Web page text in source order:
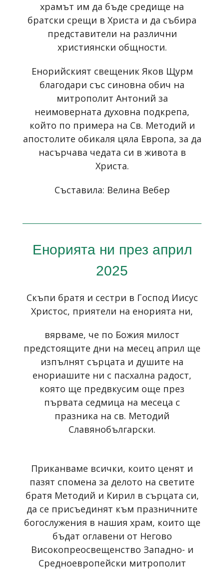
храмът им да бъде средище на
братски срещи в Христа и да събира
представители на различни
християнски общности.
Енорийският свещеник Яков Щурм
благодари със синовна обич на
митрополит Антоний за
неимоверната духовна подкрепа,
който по примера на Св. Методий и
апостолите обикаля цяла Европа, за да
насърчава чедата си в живота в
Христа.
Съставила: Велина Вебер
Енорията ни през април
2025
Скъпи братя и сестри в Господ Иисус
Христос, приятели на енорията ни,
вярваме, че по Божия милост
предстоящите дни на месец април ще
изпълнят сърцата и душите на
енориашите ни с пасхална радост,
която ще предвкусим още през
първата седмица на месеца с
празника на св. Методий
Славянобългарски.
Приканваме всички, които ценят и
пазят спомена за делото на светите
братя Методий и Кирил в сърцата си,
да се присъединят към празничните
богослужения в нашия храм, които ще
бъдат оглавени от Негово
Високопреосвещенство Западно- и
Средноевропейски митрополит